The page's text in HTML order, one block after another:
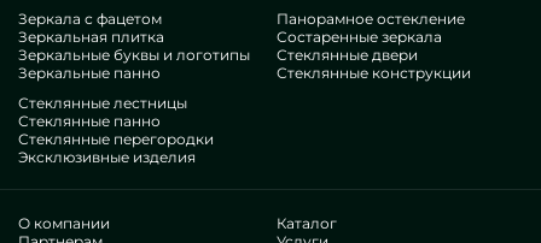
Зеркала с фацетом
Зеркальная плитка
Зеркальные буквы и логотипы
Зеркальные панно
Панорамное остекление
Состаренные зеркала
Стеклянные двери
Стеклянные конструкции
Стеклянные лестницы
Стеклянные панно
Стеклянные перегородки
Эксклюзивные изделия
О компании
Каталог